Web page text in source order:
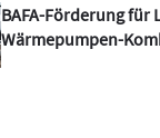
BAFA-Förderung für
Wärmepumpen-